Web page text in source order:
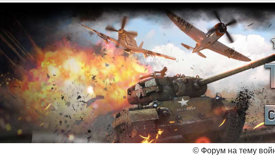
© Форум на тему